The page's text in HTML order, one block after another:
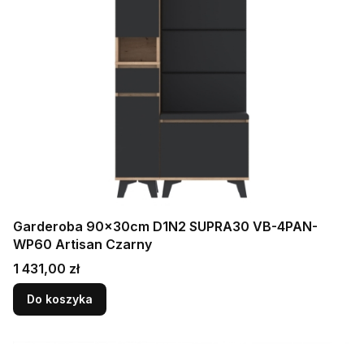
Garderoba 90x30cm D1N2 SUPRA30 VB-4PAN-
WP60 Artisan Czarny
Cena
1 431,00 zł
Do koszyka